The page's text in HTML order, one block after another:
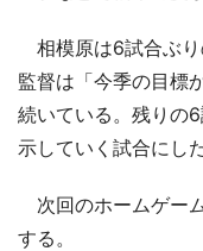
相模原は6試合ぶり
監督は「今季の目標
続いている。残りの
示していく試合にし
次回のホームゲー
する。